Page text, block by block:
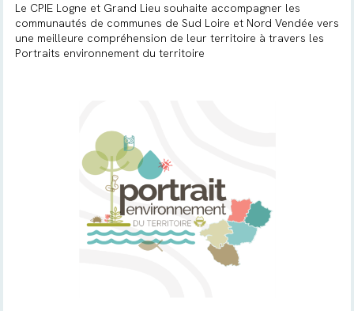
Le CPIE Logne et Grand Lieu souhaite accompagner les
communautés de communes de Sud Loire et Nord Vendée vers
une meilleure compréhension de leur territoire à travers les
Portraits environnement du territoire